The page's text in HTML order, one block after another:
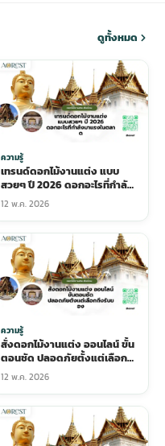
ดูทั้งหมด
ความรู้
เทรนด์ดอกไม้งานแต่ง แบบ
สวยๆ ปี 2026 ดอกอะไรที่กำลัง
มาแรงในตลาด
12 พ.ค. 2026
ความรู้
สั่งดอกไม้งานแต่ง ออนไลน์ ขั้น
ตอนชัด ปลอดภัยตั้งแต่เลือก
ถึงรับของ
12 พ.ค. 2026